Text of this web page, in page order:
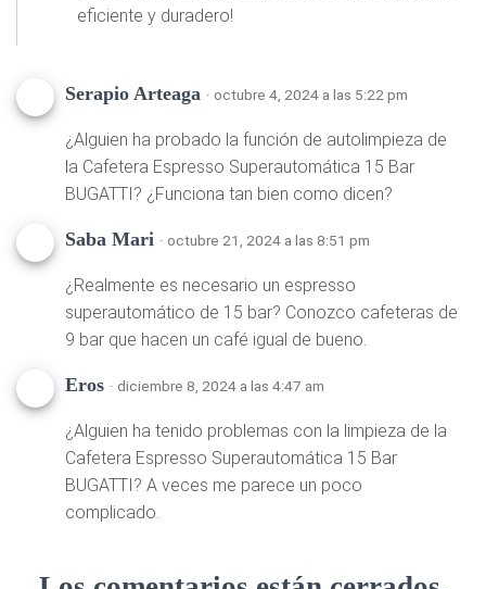
eficiente y duradero!
Serapio Arteaga · octubre 4, 2024 a las 5:22 pm
¿Alguien ha probado la función de autolimpieza de
la Cafetera Espresso Superautomática 15 Bar
BUGATTI? ¿Funciona tan bien como dicen?
Saba Mari · octubre 21, 2024 a las 8:51 pm
¿Realmente es necesario un espresso
superautomático de 15 bar? Conozco cafeteras de
9 bar que hacen un café igual de bueno.
Eros · diciembre 8, 2024 a las 4:47 am
¿Alguien ha tenido problemas con la limpieza de la
Cafetera Espresso Superautomática 15 Bar
BUGATTI? A veces me parece un poco
complicado.